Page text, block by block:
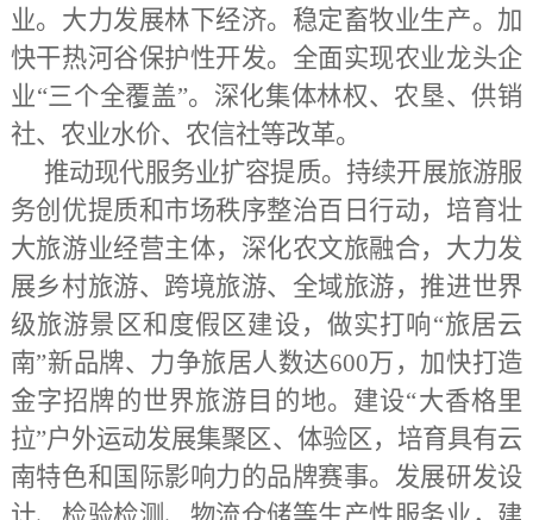
业。大力发展林下经济。稳定畜牧业生产。加
快干热河谷保护性开发。全面实现农业龙头企
业“三个全覆盖”。深化集体林权、农垦、供销
社、农业水价、农信社等改革。
推动现代服务业扩容提质。持续开展旅游服
务创优提质和市场秩序整治百日行动，培育壮
大旅游业经营主体，深化农文旅融合，大力发
展乡村旅游、跨境旅游、全域旅游，推进世界
级旅游景区和度假区建设，做实打响“旅居云
南”新品牌、力争旅居人数达600万，加快打造
金字招牌的世界旅游目的地。建设“大香格里
拉”户外运动发展集聚区、体验区，培育具有云
南特色和国际影响力的品牌赛事。发展研发设